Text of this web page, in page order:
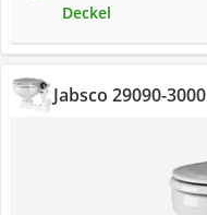
Deckel
Jabsco 29090-3000